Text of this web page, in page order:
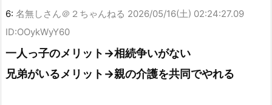
6: 名無しさん＠２ちゃんねる 2026/05/16(土) 02:24:27.09
ID:OOykWyY60
一人っ子のメリット→相続争いがない
兄弟がいるメリット→親の介護を共同でやれる